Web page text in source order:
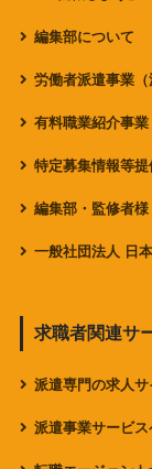
編集部について
労働者派遣事業（
有料職業紹介事業
特定募集情報等提
編集部・監修者
一般社団法人 日
求職者関連サ
派遣専門の求人
派遣事業サービス